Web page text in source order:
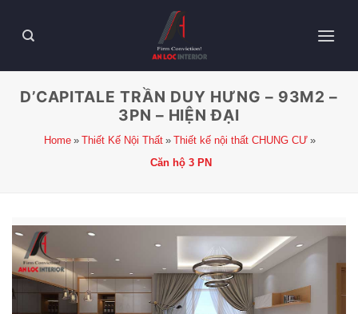
D’CAPITALE TRẦN DUY HƯNG – 93M2 –
3PN – HIỆN ĐẠI
Home Thiết Kế Nội Thất
Thiết kế nội thất CHUNG CƯ
Căn hộ 3 PN